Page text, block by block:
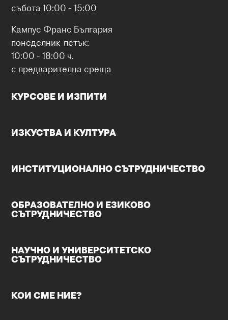
събота 10:00 - 15:00
Кампус Франс България
понеделник-петък:
10:00 - 18:00 ч.
с предварителна среща
КУРСОВЕ И ИЗПИТИ
ИЗКУСТВА И КУЛТУРА
ИНСТИТУЦИОНАЛНО СЪТРУДНИЧЕСТВО
ОБРАЗОВАТЕЛНО И ЕЗИКОВО
СЪТРУДНИЧЕСТВО
НАУЧНО И УНИВЕРСИТЕТСКО
СЪТРУДНИЧЕСТВО
КОИ СМЕ НИЕ?